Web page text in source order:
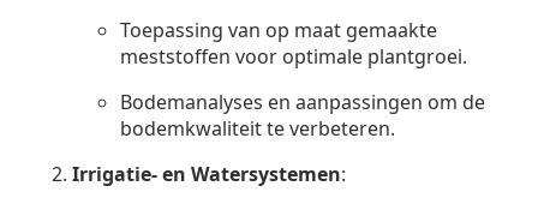
Toepassing van op maat gemaakte
meststoffen voor optimale plantgroei.
Bodemanalyses en aanpassingen om de
bodemkwaliteit te verbeteren.
Irrigatie- en Watersystemen: